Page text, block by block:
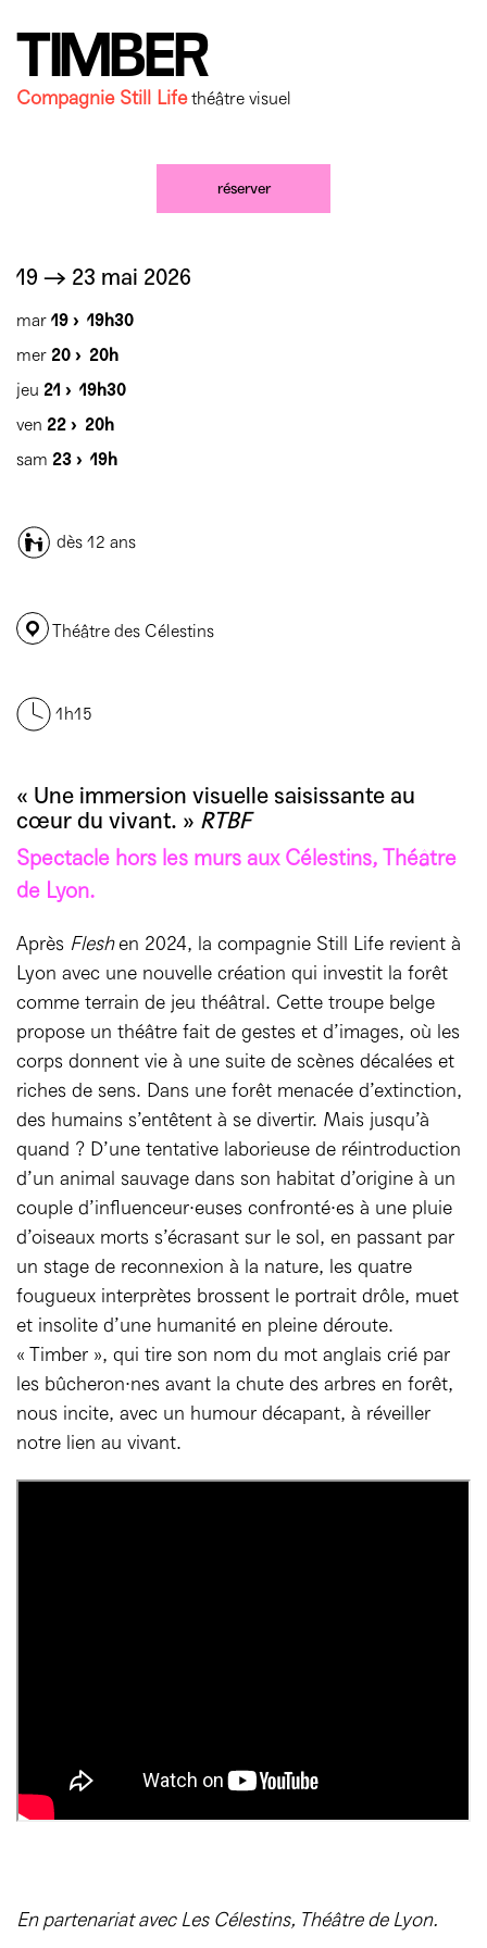
Équipe du TXR & contacts
Accessibilité
Comment ça marche ?
Déposer un projet
04 72 07 49 49
TIMBER
Compagnie Still Life théâtre visuel
réserver
19 → 23 mai 2026
mar 19 › 19h30
mer 20 › 20h
jeu 21 › 19h30
ven 22 › 20h
sam 23 › 19h
dès 12 ans
Théâtre des Célestins
1h15
« Une immersion visuelle saisissante au
cœur du vivant. » RTBF
Spectacle hors les murs aux Célestins, Théâtre
de Lyon.
Après Fleshen 2024, la compagnie Still Life revient à
Lyon avec une nouvelle création qui investit la forêt
comme terrain de jeu théâtral. Cette troupe belge
propose un théâtre fait de gestes et d’images, où les
corps donnent vie à une suite de scènes décalées et
riches de sens. Dans une forêt menacée d’extinction,
des humains s’entêtent à se divertir. Mais jusqu’à
quand ? D’une tentative laborieuse de réintroduction
d’un animal sauvage dans son habitat d’origine à un
couple d’influenceur·euses confronté·es à une pluie
d’oiseaux morts s’écrasant sur le sol, en passant par
un stage de reconnexion à la nature, les quatre
fougueux interprètes brossent le portrait drôle, muet
et insolite d’une humanité en pleine déroute.
« Timber », qui tire son nom du mot anglais crié par
les bûcheron·nes avant la chute des arbres en forêt,
nous incite, avec un humour décapant, à réveiller
notre lien au vivant.
En partenariat avec Les Célestins, Théâtre de Lyon.